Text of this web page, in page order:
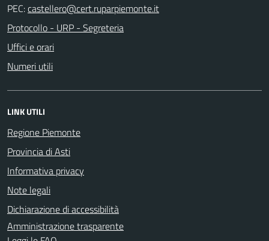
PEC:
Protocollo - URP - Segreteria
Uffici e orari
Numeri utili
LINK UTILI
Regione Piemonte
Provincia di Asti
Informativa privacy
Note legali
Dichiarazione di accessibilità
Amministrazione trasparente